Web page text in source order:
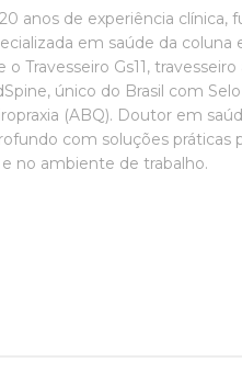
anos de experiência clínica,
em saúde da coluna
Travesseiro Gs11,
único do Brasil com
(ABQ). Doutor em
com soluções práticas
no ambiente de trabalho.